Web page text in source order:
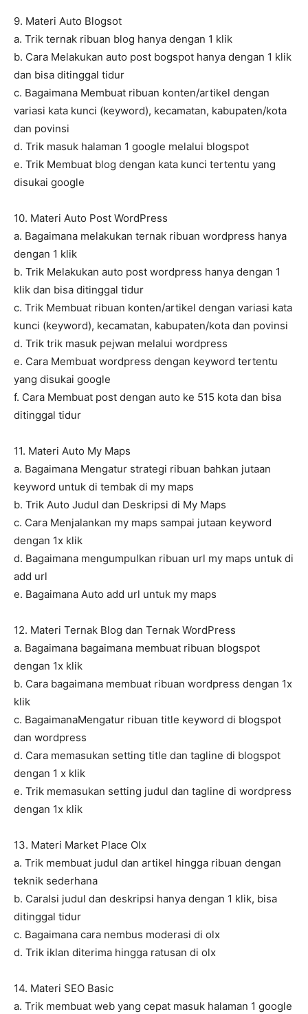
9. Materi Auto Blogsot
a. Trik ternak ribuan blog hanya dengan 1 klik
b. Cara Melakukan auto post bogspot hanya dengan 1 klik
dan bisa ditinggal tidur
c. Bagaimana Membuat ribuan konten/artikel dengan
variasi kata kunci (keyword), kecamatan, kabupaten/kota
dan povinsi
d. Trik masuk halaman 1 google melalui blogspot
e. Trik Membuat blog dengan kata kunci tertentu yang
disukai google
10. Materi Auto Post WordPress
a. Bagaimana melakukan ternak ribuan wordpress hanya
dengan 1 klik
b. Trik Melakukan auto post wordpress hanya dengan 1
klik dan bisa ditinggal tidur
c. Trik Membuat ribuan konten/artikel dengan variasi kata
kunci (keyword), kecamatan, kabupaten/kota dan povinsi
d. Trik trik masuk pejwan melalui wordpress
e. Cara Membuat wordpress dengan keyword tertentu
yang disukai google
f. Cara Membuat post dengan auto ke 515 kota dan bisa
ditinggal tidur
11. Materi Auto My Maps
a. Bagaimana Mengatur strategi ribuan bahkan jutaan
keyword untuk di tembak di my maps
b. Trik Auto Judul dan Deskripsi di My Maps
c. Cara Menjalankan my maps sampai jutaan keyword
dengan 1x klik
d. Bagaimana mengumpulkan ribuan url my maps untuk di
add url
e. Bagaimana Auto add url untuk my maps
12. Materi Ternak Blog dan Ternak WordPress
a. Bagaimana bagaimana membuat ribuan blogspot
dengan 1x klik
b. Cara bagaimana membuat ribuan wordpress dengan 1x
klik
c. BagaimanaMengatur ribuan title keyword di blogspot
dan wordpress
d. Cara memasukan setting title dan tagline di blogspot
dengan 1 x klik
e. Trik memasukan setting judul dan tagline di wordpress
dengan 1x klik
13. Materi Market Place Olx
a. Trik membuat judul dan artikel hingga ribuan dengan
teknik sederhana
b. CaraIsi judul dan deskripsi hanya dengan 1 klik, bisa
ditinggal tidur
c. Bagaimana cara nembus moderasi di olx
d. Trik iklan diterima hingga ratusan di olx
14. Materi SEO Basic
a. Trik membuat web yang cepat masuk halaman 1 google